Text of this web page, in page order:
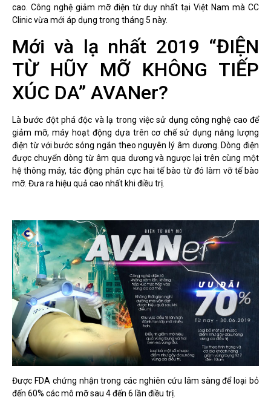
cao. Công nghệ giảm mỡ điện từ duy nhất tại Việt Nam mà CC
Clinic vừa mới áp dụng trong tháng 5 này.
Mới và lạ nhất 2019 “ĐIỆN
TỪ HŨY MỠ KHÔNG TIẾP
XÚC DA” AVANer?
Là bước đột phá độc và lạ trong việc sử dụng công nghệ cao để
giảm mỡ, máy hoạt động dựa trên cơ chế sử dụng năng lượng
điện từ với bước sóng ngắn theo nguyên lý âm dương. Dòng điện
được chuyển dòng từ âm qua dương và ngược lại trên cùng một
hệ thông máy, tác động phân cực hai tế bào từ đó làm vỡ tế bào
mỡ. Đưa ra hiệu quả cao nhất khi điều trị.
Được FDA chứng nhận trong các nghiên cứu lâm sàng để loại bỏ
đến 60% các mô mỡ sau 4 đến 6 lần điều trị.